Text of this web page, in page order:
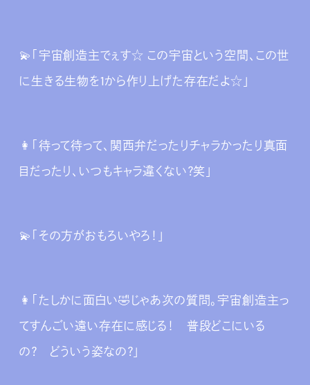
💫「宇宙創造主でぇす☆ この宇宙という空間、この世
に生きる生物を1から作り上げた存在だよ☆」
👩‍「待って待って、関西弁だったりチャラかったり真面
目だったり、いつもキャラ違くない？笑」
💫「その方がおもろいやろ！」
👩‍「たしかに面白い🤣じゃあ次の質問。宇宙創造主っ
てすんごい遠い存在に感じる！ 普段どこにいる
の？ どういう姿なの？」